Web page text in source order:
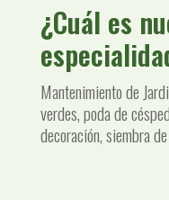
¿Cuál es
Mantenimiento de
verdes, poda de
decoración, siembra